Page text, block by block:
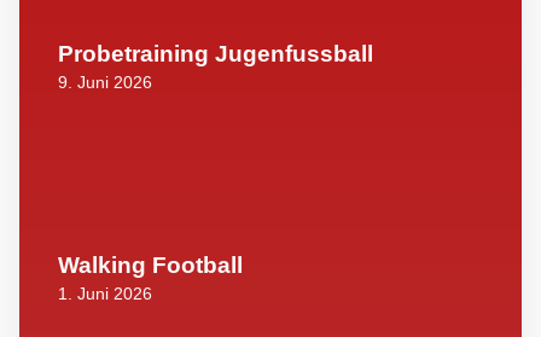
Probetraining Jugenfussball
9. Juni 2026
Walking Football
1. Juni 2026